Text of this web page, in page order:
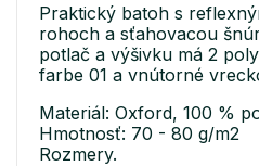
Praktický batoh s
rohoch a sťahovacou
potlač a výšivku má 2
farbe 01 a vnútorné
Materiál: Oxford, 100 %
Hmotnosť: 70 - 80 g/m2
Rozmery.